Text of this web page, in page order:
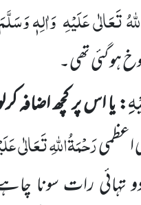
تَعَالٰی عَلَیْہِوَاٰلِہٖ
ہو گئی تھی۔
: یا اس پر کچھ اضافہ
اعظمیرَحْمَۃُاللّٰہِ تَعَالٰی
تہائی رات سونا